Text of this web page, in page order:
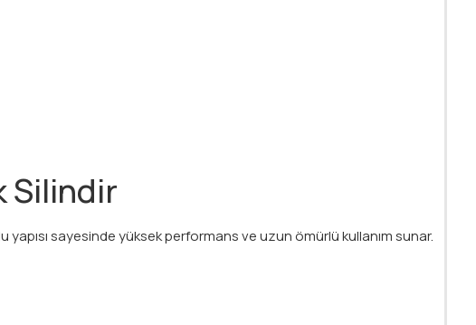
Silindir
sayesinde yüksek performans ve uzun ömürlü kullanım sunar.